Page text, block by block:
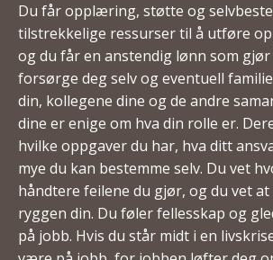
Du får opplæring, støtte og
tilstrekkelige ressurser til å utføre
og du får en anstendig lønn som
forsørge deg selv og eventuell
din, kollegene dine og de andre
dine er enige om hva din rolle er.
hvilke oppgaver du har, hva ditt
mye du kan bestemme selv. Du vet
håndtere feilene du gjør, og du vet
ryggen din. Du føler fellesskap og
på jobb. Hvis du står midt i en